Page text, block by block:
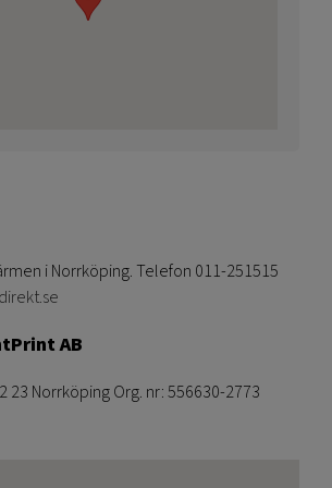
i Norrköping. Telefon 011-251515
AB
23 Norrköping Org. nr: 556630-2773